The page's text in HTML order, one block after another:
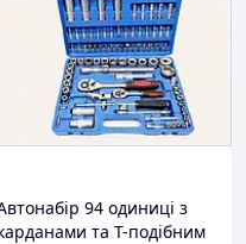
94 одиниці з
та Т-подібним